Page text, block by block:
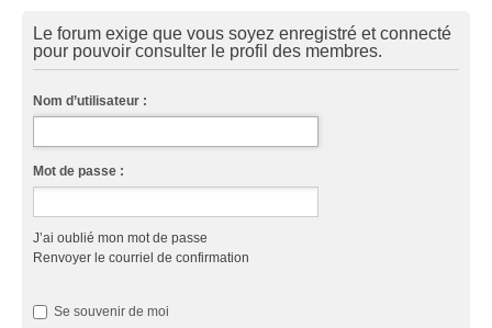
Le forum exige que vous soyez enregistré et connecté
pour pouvoir consulter le profil des membres.
Nom d’utilisateur :
Mot de passe :
J’ai oublié mon mot de passe
Renvoyer le courriel de confirmation
Se souvenir de moi